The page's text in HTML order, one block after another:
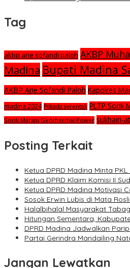
Tag
akbp arie sofandi paloh AKBP
Madina Bupati Madina
AKBP Arie Sofandi Paloh Kapolres
madina 2024 Pilkada serentak PLTP Sorik
Sorik Marapi Geothermal Power sukhairi-
Posting Terkait
Ketua DPRD Madina Minta
Ketua DPRD Klaim Komisi II
Ketua DPRD Madina Motivasi
Sosok Erwin Lubis di Mata
Halalbihalal Masyarakat
Hitungan Sementara,
DPRD Madina Jadwalkan
Partai Gerindra Mandailing
Jangan Lewatkan